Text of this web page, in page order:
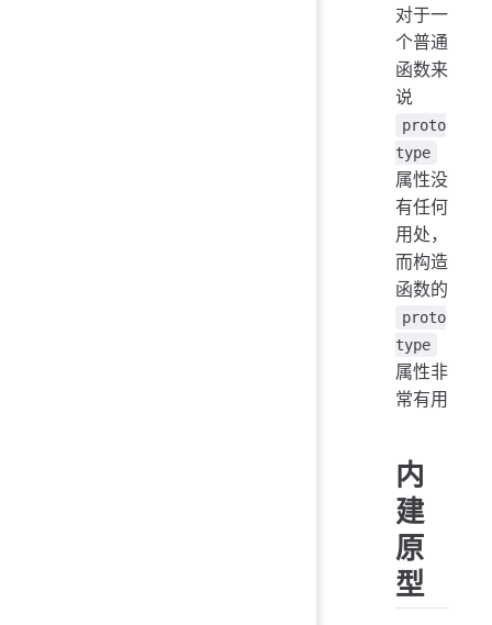
对于一
个普通
函数来
说
proto
type
属性没
有任何
用处，
而构造
函数的
proto
type
属性非
常有用
内
建
原
型